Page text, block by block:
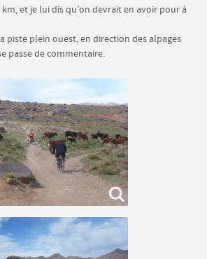
et je lui dis qu'on devrait en avoir pour à
piste plein ouest, en direction des alpages
passe de commentaire.